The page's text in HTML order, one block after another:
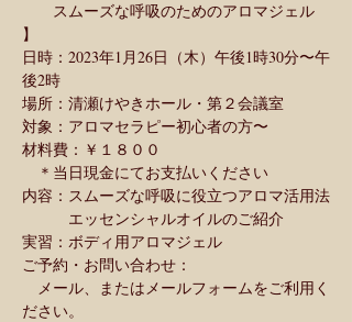
スムーズな呼吸のためのアロマジェル
】
日時：2023年1月26日（木）午後1時30分〜午
後2時
場所：清瀬けやきホール・第２会議室
対象：アロマセラピー初心者の方〜
材料費：￥１８００
＊当日現金にてお支払いください
内容：スムーズな呼吸に役立つアロマ活用法
エッセンシャルオイルのご紹介
実習：ボディ用アロマジェル
ご予約・お問い合わせ：
メール、またはメールフォームをご利用く
ださい。